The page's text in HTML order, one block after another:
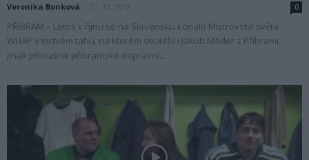
Veronika Bonková 0
PŘÍBRAM – Letos v říjnu se na Slovensku konalo Mistrovství světa
WUAP v mrtvém tahu, na kterém soutěžil i Jakub Máder z Příbrami,
jinak příslušník příbramské dopravní...